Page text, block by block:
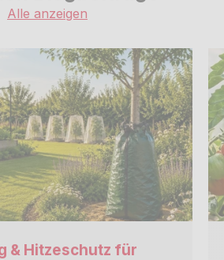
Alle anzeigen
& Hitzeschutz für